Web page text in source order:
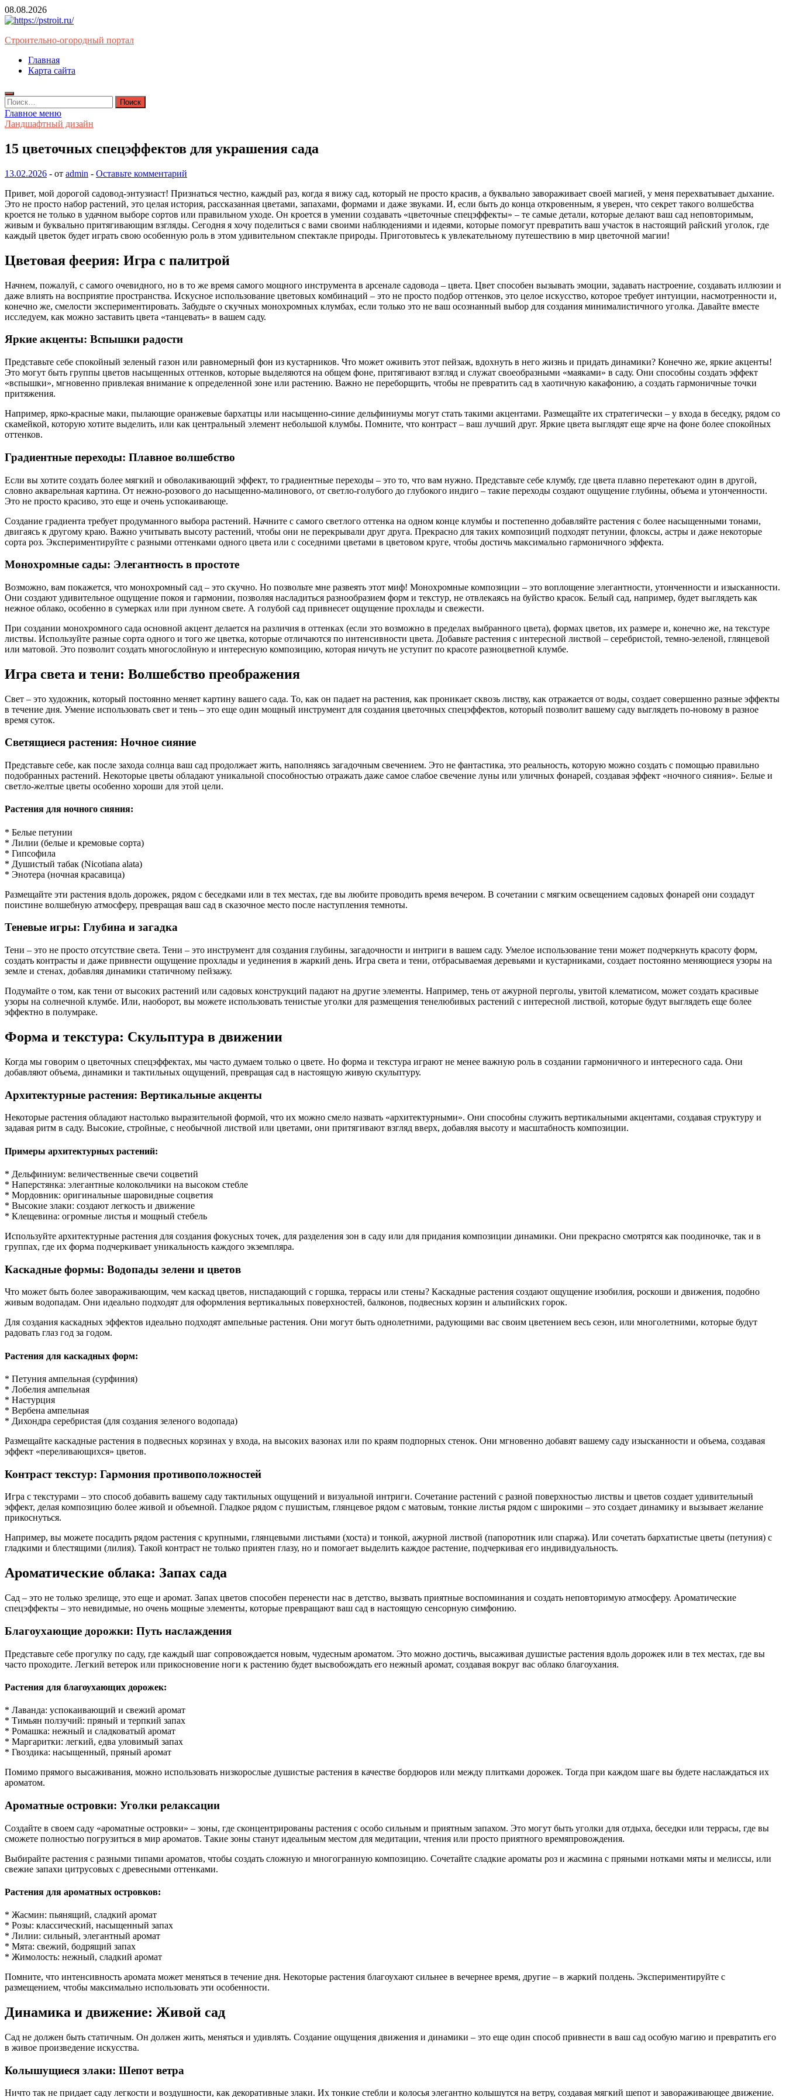
Перейти
к
08.08.2026
Строительно-огородный портал
Главная
Карта сайта
Найти:
Главное меню
Ландшафтный дизайн
15 цветочных спецэффектов для украшения сада
13.02.2026 - от admin - Оставьте комментарий
Привет, мой дорогой садовод-энтузиаст! Признаться честно, каждый раз, когда я вижу сад, который не просто красив, а буквально завораживает своей магией, у меня перехватывает дыхание.
Это не просто набор растений, это целая история, рассказанная цветами, запахами, формами и даже звуками. И, если быть до конца откровенным, я уверен, что секрет такого волшебства
кроется не только в удачном выборе сортов или правильном уходе. Он кроется в умении создавать «цветочные спецэффекты» – те самые детали, которые делают ваш сад неповторимым,
живым и буквально притягивающим взгляды. Сегодня я хочу поделиться с вами своими наблюдениями и идеями, которые помогут превратить ваш участок в настоящий райский уголок, где
каждый цветок будет играть свою особенную роль в этом удивительном спектакле природы. Приготовьтесь к увлекательному путешествию в мир цветочной магии!
Цветовая феерия: Игра с палитрой
Начнем, пожалуй, с самого очевидного, но в то же время самого мощного инструмента в арсенале садовода – цвета. Цвет способен вызывать эмоции, задавать настроение, создавать иллюзии и
даже влиять на восприятие пространства. Искусное использование цветовых комбинаций – это не просто подбор оттенков, это целое искусство, которое требует интуиции, насмотренности и,
конечно же, смелости экспериментировать. Забудьте о скучных монохромных клумбах, если только это не ваш осознанный выбор для создания минималистичного уголка. Давайте вместе
исследуем, как можно заставить цвета «танцевать» в вашем саду.
Яркие акценты: Вспышки радости
Представьте себе спокойный зеленый газон или равномерный фон из кустарников. Что может оживить этот пейзаж, вдохнуть в него жизнь и придать динамики? Конечно же, яркие акценты!
Это могут быть группы цветов насыщенных оттенков, которые выделяются на общем фоне, притягивают взгляд и служат своеобразными «маяками» в саду. Они способны создать эффект
«вспышки», мгновенно привлекая внимание к определенной зоне или растению. Важно не переборщить, чтобы не превратить сад в хаотичную какафонию, а создать гармоничные точки
притяжения.
Например, ярко-красные маки, пылающие оранжевые бархатцы или насыщенно-синие дельфиниумы могут стать такими акцентами. Размещайте их стратегически – у входа в беседку, рядом со
скамейкой, которую хотите выделить, или как центральный элемент небольшой клумбы. Помните, что контраст – ваш лучший друг. Яркие цвета выглядят еще ярче на фоне более спокойных
оттенков.
Градиентные переходы: Плавное волшебство
Если вы хотите создать более мягкий и обволакивающий эффект, то градиентные переходы – это то, что вам нужно. Представьте себе клумбу, где цвета плавно перетекают один в другой,
словно акварельная картина. От нежно-розового до насыщенно-малинового, от светло-голубого до глубокого индиго – такие переходы создают ощущение глубины, объема и утонченности.
Это не просто красиво, это еще и очень успокаивающе.
Создание градиента требует продуманного выбора растений. Начните с самого светлого оттенка на одном конце клумбы и постепенно добавляйте растения с более насыщенными тонами,
двигаясь к другому краю. Важно учитывать высоту растений, чтобы они не перекрывали друг друга. Прекрасно для таких композиций подходят петунии, флоксы, астры и даже некоторые
сорта роз. Экспериментируйте с разными оттенками одного цвета или с соседними цветами в цветовом круге, чтобы достичь максимально гармоничного эффекта.
Монохромные сады: Элегантность в простоте
Возможно, вам покажется, что монохромный сад – это скучно. Но позвольте мне развеять этот миф! Монохромные композиции – это воплощение элегантности, утонченности и изысканности.
Они создают удивительное ощущение покоя и гармонии, позволяя насладиться разнообразием форм и текстур, не отвлекаясь на буйство красок. Белый сад, например, будет выглядеть как
нежное облако, особенно в сумерках или при лунном свете. А голубой сад привнесет ощущение прохлады и свежести.
При создании монохромного сада основной акцент делается на различия в оттенках (если это возможно в пределах выбранного цвета), формах цветов, их размере и, конечно же, на текстуре
листвы. Используйте разные сорта одного и того же цветка, которые отличаются по интенсивности цвета. Добавьте растения с интересной листвой – серебристой, темно-зеленой, глянцевой
или матовой. Это позволит создать многослойную и интересную композицию, которая ничуть не уступит по красоте разноцветной клумбе.
Игра света и тени: Волшебство преображения
Свет – это художник, который постоянно меняет картину вашего сада. То, как он падает на растения, как проникает сквозь листву, как отражается от воды, создает совершенно разные эффекты
в течение дня. Умение использовать свет и тень – это еще один мощный инструмент для создания цветочных спецэффектов, который позволит вашему саду выглядеть по-новому в разное
время суток.
Светящиеся растения: Ночное сияние
Представьте себе, как после захода солнца ваш сад продолжает жить, наполняясь загадочным свечением. Это не фантастика, это реальность, которую можно создать с помощью правильно
подобранных растений. Некоторые цветы обладают уникальной способностью отражать даже самое слабое свечение луны или уличных фонарей, создавая эффект «ночного сияния». Белые и
светло-желтые цветы особенно хороши для этой цели.
Растения для ночного сияния:
* Белые петунии
* Лилии (белые и кремовые сорта)
* Гипсофила
* Душистый табак (Nicotiana alata)
* Энотера (ночная красавица)
Размещайте эти растения вдоль дорожек, рядом с беседками или в тех местах, где вы любите проводить время вечером. В сочетании с мягким освещением садовых фонарей они создадут
поистине волшебную атмосферу, превращая ваш сад в сказочное место после наступления темноты.
Теневые игры: Глубина и загадка
Тени – это не просто отсутствие света. Тени – это инструмент для создания глубины, загадочности и интриги в вашем саду. Умелое использование тени может подчеркнуть красоту форм,
создать контрасты и даже привнести ощущение прохлады и уединения в жаркий день. Игра света и тени, отбрасываемая деревьями и кустарниками, создает постоянно меняющиеся узоры на
земле и стенах, добавляя динамики статичному пейзажу.
Подумайте о том, как тени от высоких растений или садовых конструкций падают на другие элементы. Например, тень от ажурной перголы, увитой клематисом, может создать красивые
узоры на солнечной клумбе. Или, наоборот, вы можете использовать тенистые уголки для размещения тенелюбивых растений с интересной листвой, которые будут выглядеть еще более
эффектно в полумраке.
Форма и текстура: Скульптура в движении
Когда мы говорим о цветочных спецэффектах, мы часто думаем только о цвете. Но форма и текстура играют не менее важную роль в создании гармоничного и интересного сада. Они
добавляют объема, динамики и тактильных ощущений, превращая сад в настоящую живую скульптуру.
Архитектурные растения: Вертикальные акценты
Некоторые растения обладают настолько выразительной формой, что их можно смело назвать «архитектурными». Они способны служить вертикальными акцентами, создавая структуру и
задавая ритм в саду. Высокие, стройные, с необычной листвой или цветами, они притягивают взгляд вверх, добавляя высоту и масштабность композиции.
Примеры архитектурных растений:
* Дельфиниум: величественные свечи соцветий
* Наперстянка: элегантные колокольчики на высоком стебле
* Мордовник: оригинальные шаровидные соцветия
* Высокие злаки: создают легкость и движение
* Клещевина: огромные листья и мощный стебель
Используйте архитектурные растения для создания фокусных точек, для разделения зон в саду или для придания композиции динамики. Они прекрасно смотрятся как поодиночке, так и в
группах, где их форма подчеркивает уникальность каждого экземпляра.
Каскадные формы: Водопады зелени и цветов
Что может быть более завораживающим, чем каскад цветов, ниспадающий с горшка, террасы или стены? Каскадные растения создают ощущение изобилия, роскоши и движения, подобно
живым водопадам. Они идеально подходят для оформления вертикальных поверхностей, балконов, подвесных корзин и альпийских горок.
Для создания каскадных эффектов идеально подходят ампельные растения. Они могут быть однолетними, радующими вас своим цветением весь сезон, или многолетними, которые будут
радовать глаз год за годом.
Растения для каскадных форм:
* Петуния ампельная (сурфиния)
* Лобелия ампельная
* Настурция
* Вербена ампельная
* Дихондра серебристая (для создания зеленого водопада)
Размещайте каскадные растения в подвесных корзинах у входа, на высоких вазонах или по краям подпорных стенок. Они мгновенно добавят вашему саду изысканности и объема, создавая
эффект «переливающихся» цветов.
Контраст текстур: Гармония противоположностей
Игра с текстурами – это способ добавить вашему саду тактильных ощущений и визуальной интриги. Сочетание растений с разной поверхностью листвы и цветов создает удивительный
эффект, делая композицию более живой и объемной. Гладкое рядом с пушистым, глянцевое рядом с матовым, тонкие листья рядом с широкими – это создает динамику и вызывает желание
прикоснуться.
Например, вы можете посадить рядом растения с крупными, глянцевыми листьями (хоста) и тонкой, ажурной листвой (папоротник или спаржа). Или сочетать бархатистые цветы (петуния) с
гладкими и блестящими (лилия). Такой контраст не только приятен глазу, но и помогает выделить каждое растение, подчеркивая его индивидуальность.
Ароматические облака: Запах сада
Сад – это не только зрелище, это еще и аромат. Запах цветов способен перенести нас в детство, вызвать приятные воспоминания и создать неповторимую атмосферу. Ароматические
спецэффекты – это невидимые, но очень мощные элементы, которые превращают ваш сад в настоящую сенсорную симфонию.
Благоухающие дорожки: Путь наслаждения
Представьте себе прогулку по саду, где каждый шаг сопровождается новым, чудесным ароматом. Это можно достичь, высаживая душистые растения вдоль дорожек или в тех местах, где вы
часто проходите. Легкий ветерок или прикосновение ноги к растению будет высвобождать его нежный аромат, создавая вокруг вас облако благоухания.
Растения для благоухающих дорожек:
* Лаванда: успокаивающий и свежий аромат
* Тимьян ползучий: пряный и терпкий запах
* Ромашка: нежный и сладковатый аромат
* Маргаритки: легкий, едва уловимый запах
* Гвоздика: насыщенный, пряный аромат
Помимо прямого высаживания, можно использовать низкорослые душистые растения в качестве бордюров или между плитками дорожек. Тогда при каждом шаге вы будете наслаждаться их
ароматом.
Ароматные островки: Уголки релаксации
Создайте в своем саду «ароматные островки» – зоны, где сконцентрированы растения с особо сильным и приятным запахом. Это могут быть уголки для отдыха, беседки или террасы, где вы
сможете полностью погрузиться в мир ароматов. Такие зоны станут идеальным местом для медитации, чтения или просто приятного времяпровождения.
Выбирайте растения с разными типами ароматов, чтобы создать сложную и многогранную композицию. Сочетайте сладкие ароматы роз и жасмина с пряными нотками мяты и мелиссы, или
свежие запахи цитрусовых с древесными оттенками.
Растения для ароматных островков:
* Жасмин: пьянящий, сладкий аромат
* Розы: классический, насыщенный запах
* Лилии: сильный, элегантный аромат
* Мята: свежий, бодрящий запах
* Жимолость: нежный, сладкий аромат
Помните, что интенсивность аромата может меняться в течение дня. Некоторые растения благоухают сильнее в вечернее время, другие – в жаркий полдень. Экспериментируйте с
размещением, чтобы максимально использовать эти особенности.
Динамика и движение: Живой сад
Сад не должен быть статичным. Он должен жить, меняться и удивлять. Создание ощущения движения и динамики – это еще один способ привнести в ваш сад особую магию и превратить его
в живое произведение искусства.
Колышущиеся злаки: Шепот ветра
Ничто так не придает саду легкости и воздушности, как декоративные злаки. Их тонкие стебли и колосья элегантно колышутся на ветру, создавая мягкий шепот и завораживающее движение.